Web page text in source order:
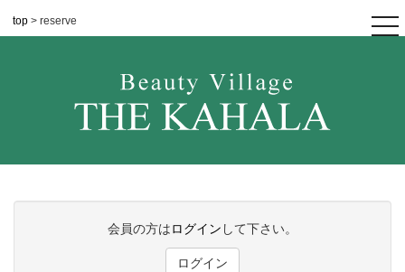
top > reserve
会員の方はログイン して下さい。
ログイン